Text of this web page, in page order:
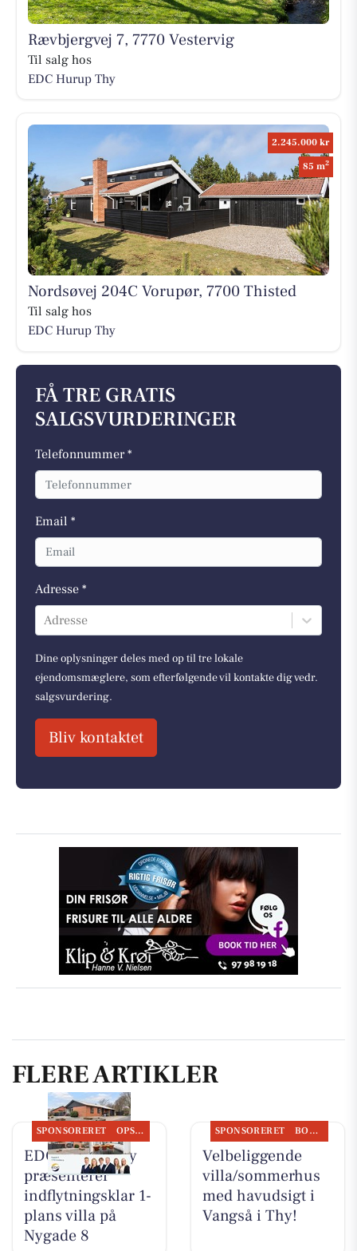
Rævbjergvej 7, 7770 Vestervig
Til salg hos
EDC Hurup Thy
2.245.000 kr
85 m2
Nordsøvej 204C Vorupør, 7700 Thisted
Til salg hos
EDC Hurup Thy
FÅ TRE GRATIS
SALGSVURDERINGER
Telefonnummer *
Email *
Adresse *
Adresse
Dine oplysninger deles med op til tre lokale
ejendomsmæglere, som efterfølgende vil kontakte dig vedr.
salgsvurdering.
Bliv kontaktet
FLERE ARTIKLER
SPONSORERET OPSLAGSTAVLEN
EDC Hurup Thy
præsenterer
indflytningsklar 1-
plans villa på
Nygade 8
SPONSORERET BOLIGMARKED
Velbeliggende
villa/sommerhus
med havudsigt i
Vangså i Thy!